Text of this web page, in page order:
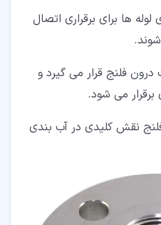
ها برای برقراری اتصال
شوند.
فلنج قرار می گیرد و
می شود.
نقش کلیدی در آب بندی